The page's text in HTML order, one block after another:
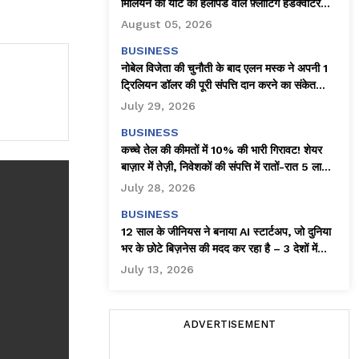
मिलियन की यॉट को हेलीपैड वाले फ़्लोटिंग हेडक्वार्टर
(चलते-फिरते ऑफ़िस) में बदल दिया है।
August 05, 2026
BUSINESS
नोबेल विजेता की चुनौती के बाद एलन मस्क ने अपनी 1
ट्रिलियन डॉलर की पूरी संपत्ति दान करने का संकेत
दिया!
July 29, 2026
BUSINESS
कच्चे तेल की कीमतों में 10% की भारी गिरावट! शेयर
बाज़ार में तेज़ी, निवेशकों की संपत्ति में रातों-रात ₹5 लाख
करोड़ का इजाफ़ा
July 28, 2026
BUSINESS
12 साल के जीनियस ने बनाया AI स्टार्टअप, जो दुनिया
भर के छोटे बिज़नेस की मदद कर रहा है – 3 देशों में
क्लाइंट्स!
July 13, 2026
ADVERTISEMENT